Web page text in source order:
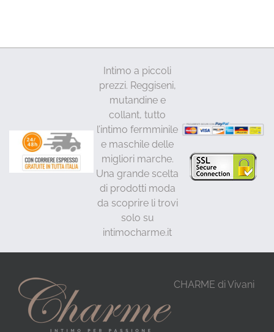
Intimo a piccoli
prezzi. Reggiseni,
mutandine e
collant, tutto
l’intimo fermminile
e maschile delle
migliori marche.
Una grande scelta
di prodotti moda
da scoprire li trovi
solo su
intimocharme.it
CHARME di Vivani